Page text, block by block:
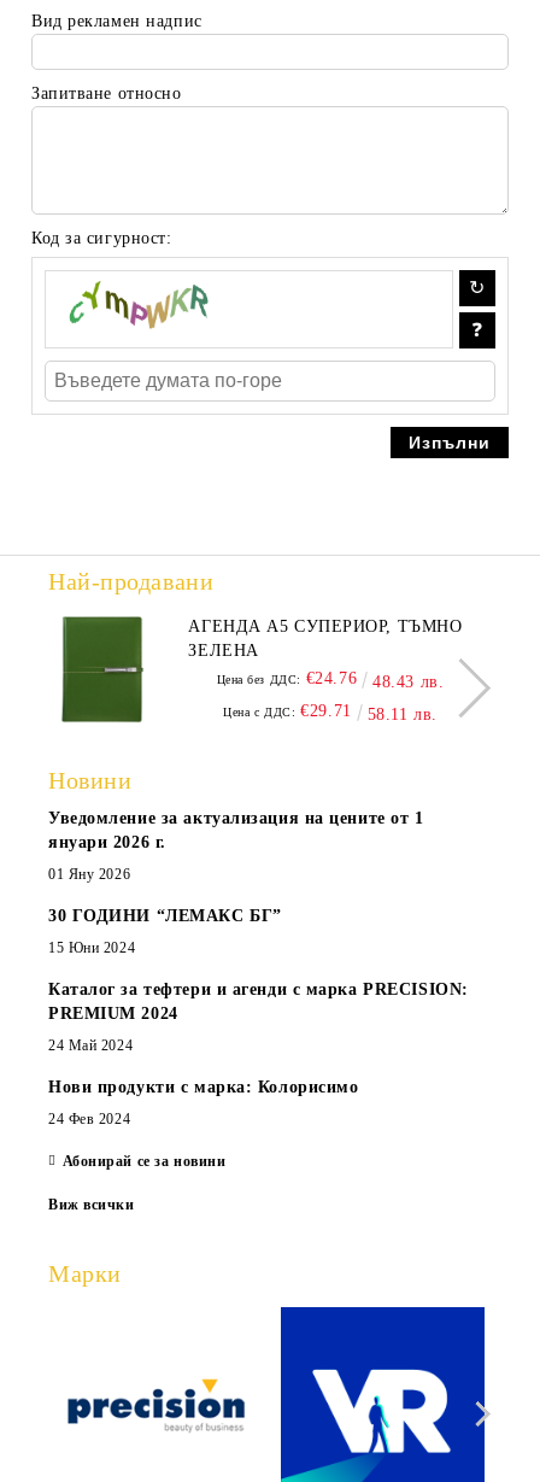
Вид рекламен надпис
Запитване относно
Код за сигурност:
Най-продавани
АГЕНДА А5 СУПЕРИОР, ТЪМНО
ЗЕЛЕНА
Цена без ДДС: €24.76 48.43 лв.
Цена с ДДС: €29.71 58.11 лв.
Новини
Уведомление за актуализация на цените от 1
януари 2026 г.
01 Яну 2026
30 ГОДИНИ “ЛЕМАКС БГ”
15 Юни 2024
Каталог за тефтери и агенди с марка PRECISION:
PREMIUM 2024
24 Май 2024
Нови продукти с марка: Колорисимо
24 Фев 2024
Абонирай се за новини
Виж всички
Марки